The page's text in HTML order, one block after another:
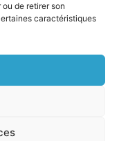
de retirer son
caractéristiques